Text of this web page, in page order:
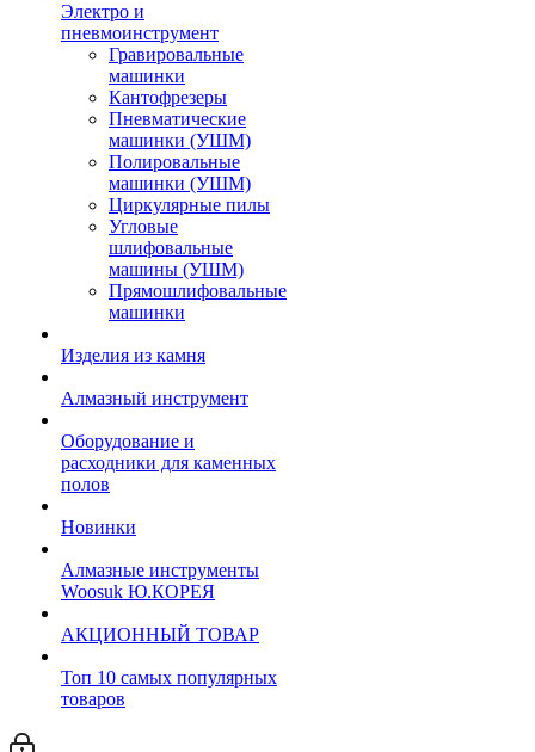
Электро и
пневмоинструмент
Гравировальные
машинки
Кантофрезеры
Пневматические
машинки (УШМ)
Полировальные
машинки (УШМ)
Циркулярные пилы
Угловые
шлифовальные
машины (УШМ)
Прямошлифовальные
машинки
Изделия из камня
Алмазный инструмент
Оборудование и
расходники для каменных
полов
Новинки
Алмазные инструменты
Woosuk Ю.КОРЕЯ
АКЦИОННЫЙ ТОВАР
Топ 10 самых популярных
товаров